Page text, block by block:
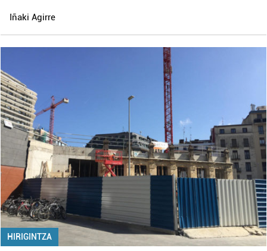
Iñaki Agirre
HIRIGINTZA